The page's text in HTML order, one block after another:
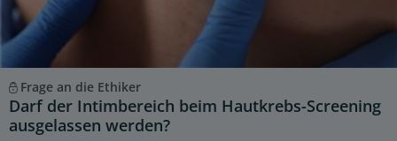
Frage an die Ethiker
Darf der Intimbereich beim Hautkrebs-Screening
ausgelassen werden?